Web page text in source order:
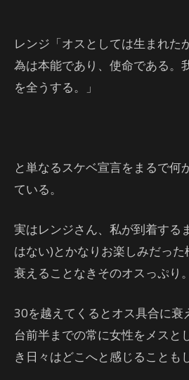
レンジ「オスとしては生まれた
為は本能であり、使命である。
を全うする。」
と単なるスケベ宣言をまるで何
ている。
実はレンジさん、私が到着する
はない)とかなりお楽しみだった
衰えることなきそのオスっぷり。
30を越えてくるとオス具合に衰
台前半までの常に女性をメスと
き日々はどこへと感じることも